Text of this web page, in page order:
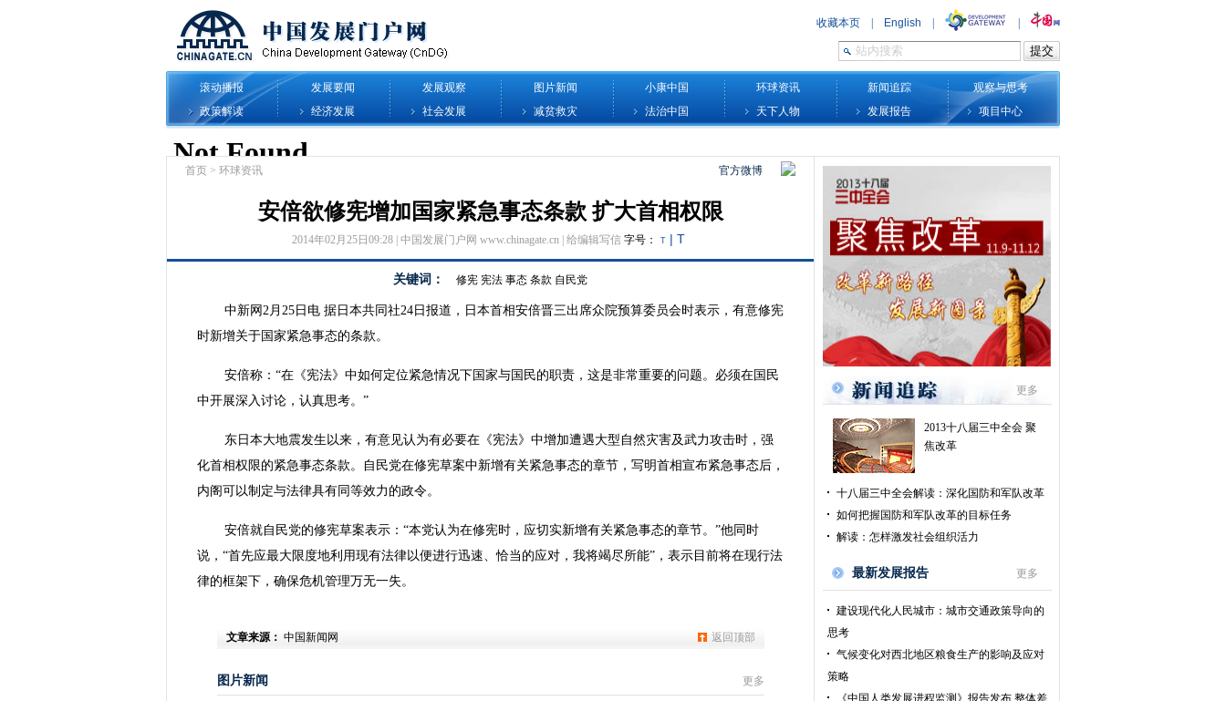
滚动播报 发展要闻 发展观察 图片新闻 小康中国 环球资讯 新闻追踪
观察与思考
政策解读
经济发展 社会发展 减贫救灾 法治中国 天下人物 发展报告 项目中心
官方微博
首页 > 环球资讯
安倍欲修宪增加国家紧急事态条款 扩大首相权限
2014年02月25日09:28 | 中国发展门户网 www.chinagate.cn | 给编辑写信 字号： T | T
关键词： 修宪 宪法 事态 条款 自民党
中新网2月25日电 据日本共同社24日报道，日本首相安倍晋三出席众院预算委员会时表示，有意修宪
时新增关于国家紧急事态的条款。
安倍称：“在《宪法》中如何定位紧急情况下国家与国民的职责，这是非常重要的问题。必须在国民
中开展深入讨论，认真思考。”
东日本大地震发生以来，有意见认为有必要在《宪法》中增加遭遇大型自然灾害及武力攻击时，强
化首相权限的紧急事态条款。自民党在修宪草案中新增有关紧急事态的章节，写明首相宣布紧急事态后，
内阁可以制定与法律具有同等效力的政令。
安倍就自民党的修宪草案表示：“本党认为在修宪时，应切实新增有关紧急事态的章节。”他同时
说，“首先应最大限度地利用现有法律以便进行迅速、恰当的应对，我将竭尽所能”，表示目前将在现行法
律的框架下，确保危机管理万无一失。
返回顶部
文章来源： 中国新闻网